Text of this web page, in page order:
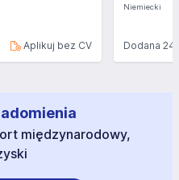
Aplikuj bez CV Dodana24
międzynarodowy,